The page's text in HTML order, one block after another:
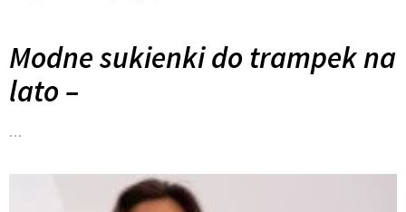
Modne sukienki do trampek na
lato –
…